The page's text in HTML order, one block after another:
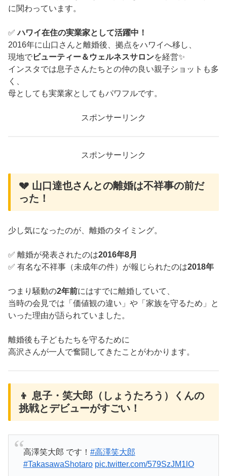
に関わっています。
✅ハワイ在住の実業家として活躍中！
2016年に山口さんと離婚後、拠点をハワイへ移し、
現地でビューティー＆ウェルネスサロンを経営✨
インスタでは息子さんたちとの仲の良い親子ショットも多
く、
母としても実業家としてもパワフルです。
スポンサーリンク
スポンサーリンク
💔 山口達也さんとの離婚は不祥事の前だ
った！
少し気になったのが、離婚のタイミング。
✅ 離婚が発表されたのは2016年8月
✅ 有名な不祥事（未成年の件）が報じられたのは2018年
つまり騒動の2年前にはすでに離婚していて、
当時の会見では「価値観の違い」や「家族を守るため」と
いった理由が語られていました。
離婚後も子どもたちを守るために
高沢さんが一人で奮闘してきたことがわかります。
👦 息子・笑大郎（しょうたろう）くんの
挑戦とデビューがすごい！
高澤笑大郎 です！ #高澤笑大郎
#TakasawaShotaro pic.twitter.com/579SzJM1lO